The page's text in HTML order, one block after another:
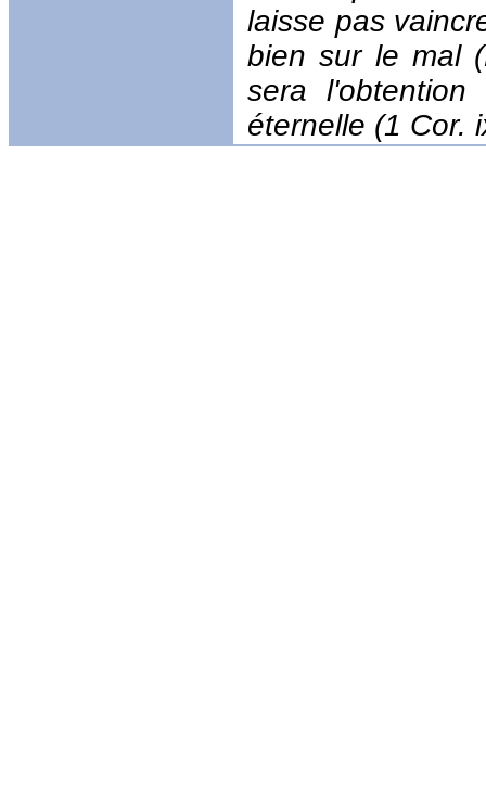
laisse pas
bien sur le mal
sera
éternelle (1 Cor.